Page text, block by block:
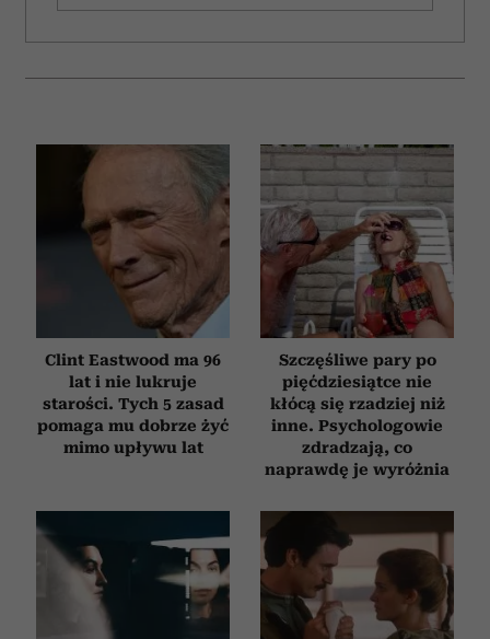
Clint Eastwood ma 96
lat i nie lukruje
starości. Tych 5 zasad
pomaga mu dobrze żyć
mimo upływu lat
Szczęśliwe pary po
pięćdziesiątce nie
kłócą się rzadziej niż
inne. Psychologowie
zdradzają, co
naprawdę je wyróżnia